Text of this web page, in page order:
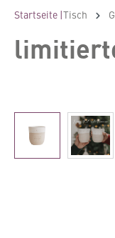
Startseite |Tisch
Bildergalerie